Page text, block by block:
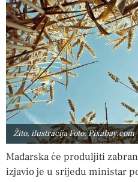
Žito, ilustracija Foto: Pixabay.com
Mađarska će produljiti
izjavio je u srijedu ministar